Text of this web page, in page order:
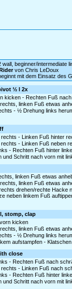
wall, beginner/intermediate
von Chris LeDoux
mit dem Einsatz des
½ l 2x
kicken - Rechten Fuß
linken Fuß etwas
- ½ Drehung links
- Linken Fuß hinter
- Linken Fuß neben
- Rechten Fuß hinter
Schritt nach vorn mit
linken Fuß etwas
linken Fuß etwas
drehen/rechte Hacke
neben linkem Fuß
stomp, clap
kicken
linken Fuß etwas
- ½ Drehung links
aufstampfen - Klatschen
close
- Rechten Fuß nach
- Linken Fuß nach
- Rechten Fuß hinter
und Schritt nach vorn mit